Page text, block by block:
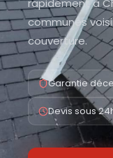
rapidement à
communes
couverture.
Garantie
Devis sous